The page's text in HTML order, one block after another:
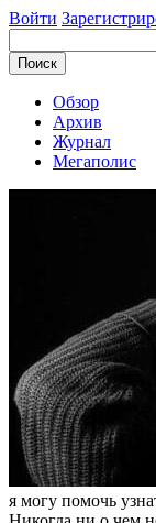
Войти
Обзор
Архив
Журнал
Мегаполис
я могу помочь